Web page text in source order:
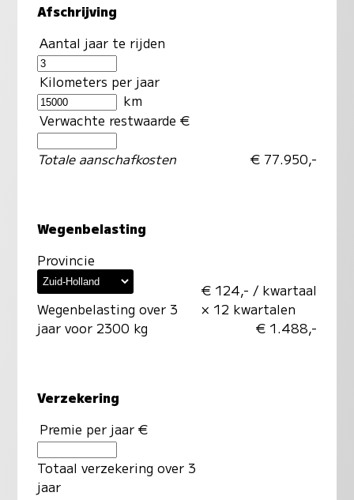
Afschrijving
Aantal jaar te rijden
Kilometers per jaar
km
Verwachte restwaarde €
Totale aanschafkosten € 77.950,-
Wegenbelasting
Provincie
Wegenbelasting over 3
jaar voor 2300 kg
€ 124,- / kwartaal
× 12 kwartalen
€ 1.488,-
Verzekering
Premie per jaar €
Totaal verzekering over 3
jaar